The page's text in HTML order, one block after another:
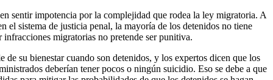
sentir impotencia por la complejidad que rodea la ley migratoria. A
el sistema de justicia penal, la mayoría de los detenidos no tiene
infracciones migratorias no pretende ser punitiva.
de su bienestar cuando son detenidos, y los expertos dicen que los
deberían tener pocos o ningún suicidio. Eso se debe a que